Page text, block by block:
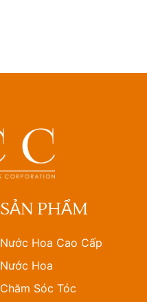
SẢN PHẨM
Nước Hoa Cao Cấp
Nước Hoa
Chăm Sóc Tóc